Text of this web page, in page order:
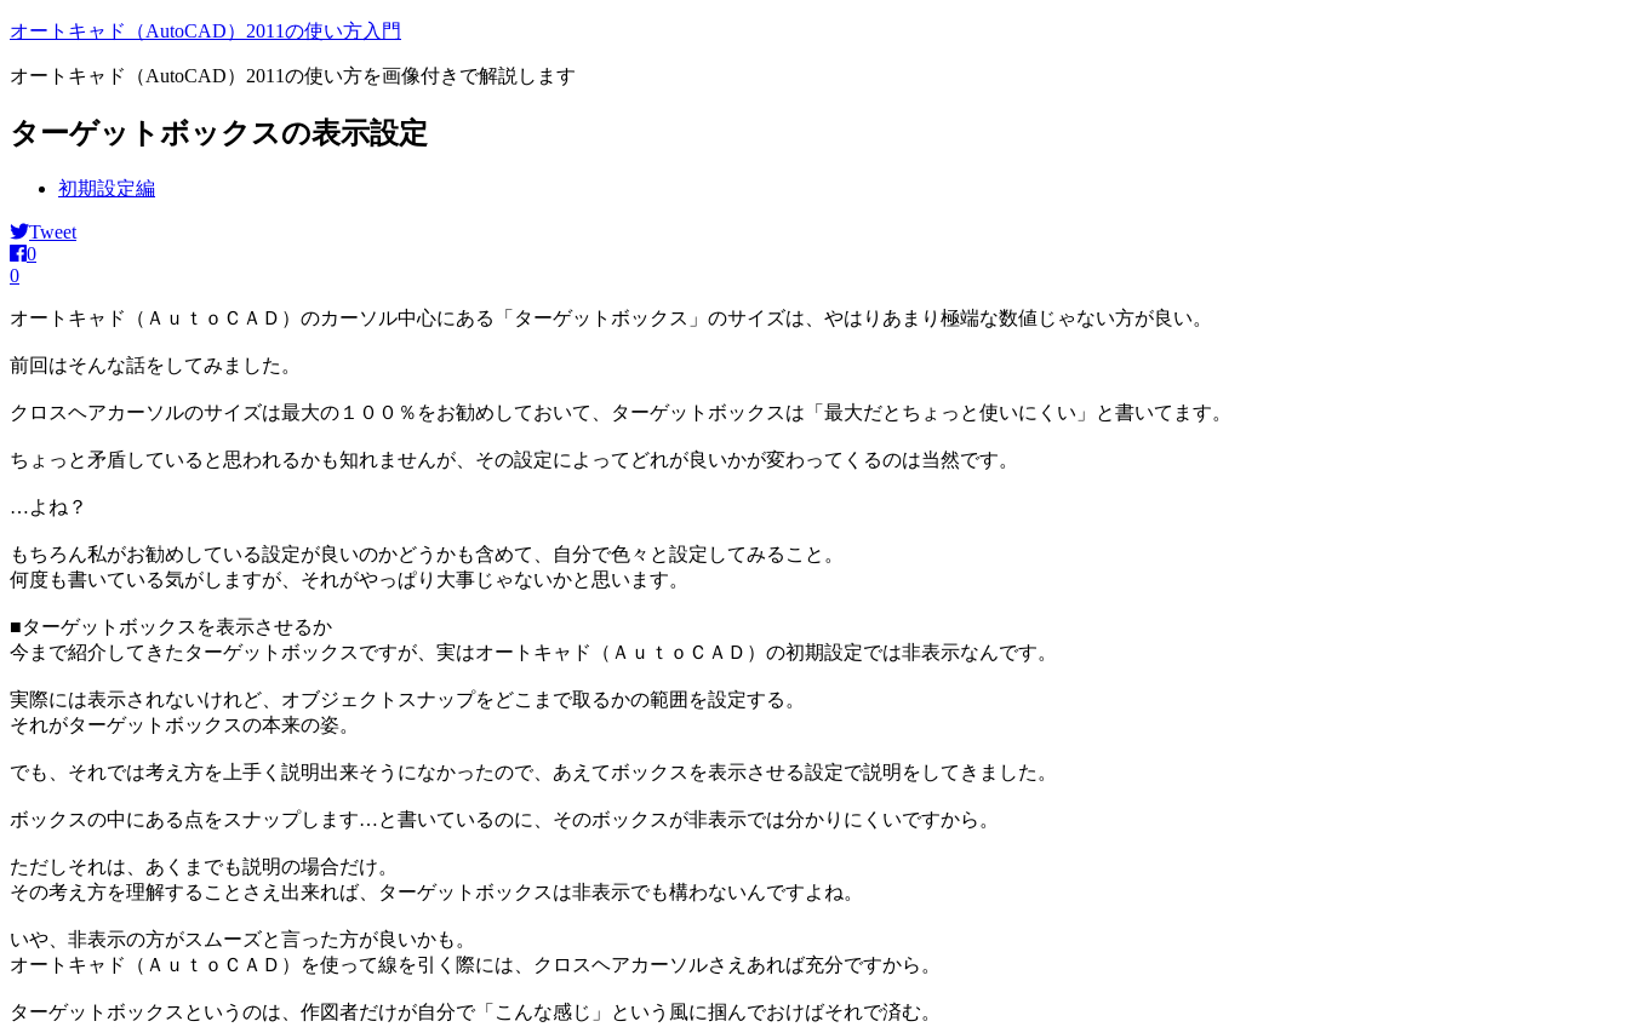
オートキャド（AutoCAD）2011の使い方入門
オートキャド（AutoCAD）2011の使い方を画像付きで解説します
ターゲットボックスの表示設定
初期設定編
Tweet
0
0
オートキャド（ＡｕｔｏＣＡＤ）のカーソル中心にある「ターゲットボックス」のサイズは、やはりあまり極端な数値じゃない方が良い。
前回はそんな話をしてみました。
クロスヘアカーソルのサイズは最大の１００％をお勧めしておいて、ターゲットボックスは「最大だとちょっと使いにくい」と書いてます。
ちょっと矛盾していると思われるかも知れませんが、その設定によってどれが良いかが変わってくるのは当然です。
…よね？
もちろん私がお勧めしている設定が良いのかどうかも含めて、自分で色々と設定してみること。
何度も書いている気がしますが、それがやっぱり大事じゃないかと思います。
■ターゲットボックスを表示させるか
今まで紹介してきたターゲットボックスですが、実はオートキャド（ＡｕｔｏＣＡＤ）の初期設定では非表示なんです。
実際には表示されないけれど、オブジェクトスナップをどこまで取るかの範囲を設定する。
それがターゲットボックスの本来の姿。
でも、それでは考え方を上手く説明出来そうになかったので、あえてボックスを表示させる設定で説明をしてきました。
ボックスの中にある点をスナップします…と書いているのに、そのボックスが非表示では分かりにくいですから。
ただしそれは、あくまでも説明の場合だけ。
その考え方を理解することさえ出来れば、ターゲットボックスは非表示でも構わないんですよね。
いや、非表示の方がスムーズと言った方が良いかも。
オートキャド（ＡｕｔｏＣＡＤ）を使って線を引く際には、クロスヘアカーソルさえあれば充分ですから。
ターゲットボックスというのは、作図者だけが自分で「こんな感じ」という風に掴んでおけばそれで済む。